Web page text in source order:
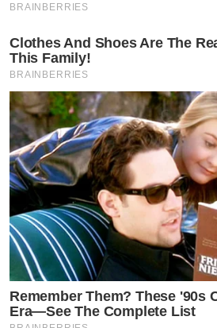
BRAINBERRIES
Clothes And Shoes Are The
This Family!
BRAINBERRIES
Remember Them? These '90s
Era—See The Complete List